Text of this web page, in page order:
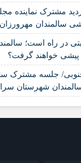
مشترک نماینده
سالمندان مهرورزان
در راه است؛
خواهند گرفت؟
جلسه مشترک
شهرستان
«شهر دوست‌دار